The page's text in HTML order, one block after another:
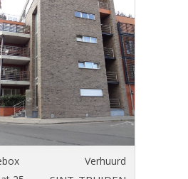
Verhuurd